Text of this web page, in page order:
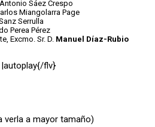
Sáez Crespo
Miangolarra Page
Serrulla
Perea Pérez
Excmo. Sr. D. Manuel Díaz-Rubio
flv}
verla a mayor tamaño)